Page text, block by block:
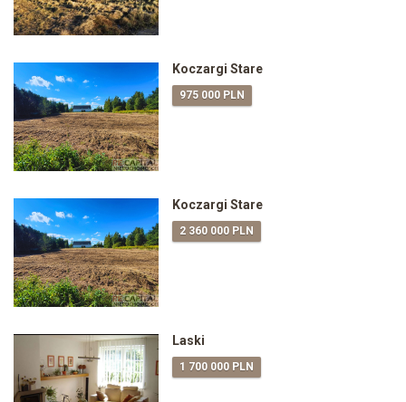
Koczargi Stare
975 000 PLN
Koczargi Stare
2 360 000 PLN
Laski
1 700 000 PLN